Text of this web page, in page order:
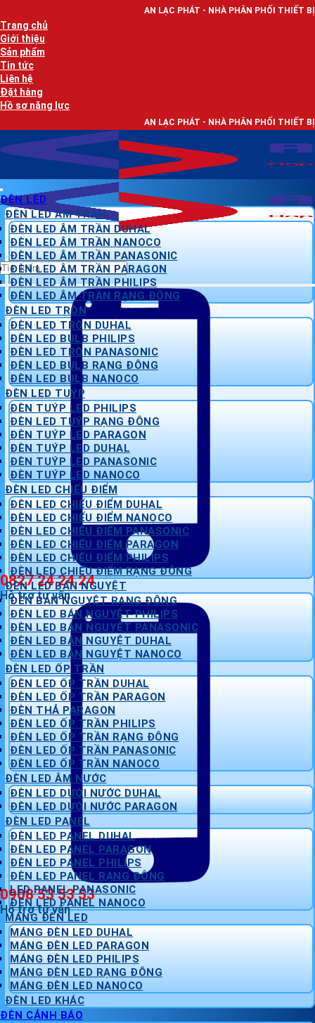
qua
nội
dung
AN LẠC PHÁT - NHÀ PHÂN PHỐI THIẾT BỊ ĐIỆN, DÂY ĐIỆN
Trang chủ
Giới thiệu
Sản phẩm
Tin tức
Liên hệ
Đặt hàng
Hồ sơ năng lực
AN LẠC PHÁT - NHÀ PHÂN PHỐI THIẾT BỊ ĐIỆN, DÂY ĐIỆN
Tìm
kiếm:
0827 24 24 24
Hỗ trợ tư vấn
0908 53 53 53
Hỗ trợ tư vấn
ĐÈN LED
ĐÈN LED ÂM TRẦN
ĐÈN LED ÂM TRẦN DUHAL
ĐÈN LED ÂM TRẦN NANOCO
ĐÈN LED ÂM TRẦN PANASONIC
ĐÈN LED ÂM TRẦN PARAGON
ĐÈN LED ÂM TRẦN PHILIPS
ĐÈN LED ÂM TRẦN RẠNG ĐÔNG
ĐÈN LED TRÒN
ĐÈN LED TRÒN DUHAL
ĐÈN LED BULB PHILIPS
ĐÈN LED TRÒN PANASONIC
ĐÈN LED BULB RẠNG ĐÔNG
ĐÈN LED BULB NANOCO
ĐÈN LED TUÝP
ĐÈN TUÝP LED PHILIPS
ĐÈN LED TUÝP RẠNG ĐÔNG
ĐÈN TUÝP LED PARAGON
ĐÈN TUÝP LED DUHAL
ĐÈN TUÝP LED PANASONIC
ĐÈN TUÝP LED NANOCO
ĐÈN LED CHIẾU ĐIỂM
ĐÈN LED CHIẾU ĐIỂM DUHAL
ĐÈN LED CHIẾU ĐIỂM NANOCO
ĐÈN LED CHIẾU ĐIỂM PANASONIC
ĐÈN LED CHIẾU ĐIỂM PARAGON
ĐÈN LED CHIẾU ĐIỂM PHILIPS
ĐÈN LED CHIẾU ĐIỂM RẠNG ĐÔNG
ĐÈN LED BÁN NGUYỆT
ĐÈN BÁN NGUYỆT RẠNG ĐÔNG
ĐÈN LED BÁN NGUYỆT PHILIPS
ĐÈN LED BÁN NGUYỆT PANASONIC
ĐÈN LED BÁN NGUYỆT DUHAL
ĐÈN LED BÁN NGUYỆT NANOCO
ĐÈN LED ỐP TRẦN
ĐÈN LED ỐP TRẦN DUHAL
ĐÈN LED ỐP TRẦN PARAGON
ĐÈN THẢ PARAGON
ĐÈN LED ỐP TRẦN PHILIPS
ĐÈN LED ỐP TRẦN RẠNG ĐÔNG
ĐÈN LED ỐP TRẦN PANASONIC
ĐÈN LED ỐP TRẦN NANOCO
ĐÈN LED ÂM NƯỚC
ĐÈN LED DƯỚI NƯỚC DUHAL
ĐÈN LED DƯỚI NƯỚC PARAGON
ĐÈN LED PANEL
ĐÈN LED PANEL DUHAL
ĐÈN LED PANEL PARAGON
ĐÈN LED PANEL PHILIPS
ĐÈN LED PANEL RẠNG ĐÔNG
LED PANEL PANASONIC
ĐÈN LED PANEL NANOCO
MÁNG ĐÈN LED
MÁNG ĐÈN LED DUHAL
MÁNG ĐÈN LED PARAGON
MÁNG ĐÈN LED PHILIPS
MÁNG ĐÈN LED RẠNG ĐÔNG
MÁNG ĐÈN LED NANOCO
ĐÈN LED KHÁC
ĐÈN CẢNH BÁO